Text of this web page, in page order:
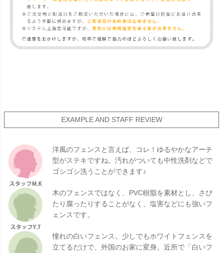
EXAMPLE AND STAFF REVIEW
洋風のフェンスと言えば、コレ！ゆるやかなアーチ
型がステキですね。汚れがついても中性洗剤などで
ゴシゴシ洗うことができます♪
木のフェンスではなく、PVC樹脂を素材とし、さび
たり腐ったりすることがなく、塩害などにも強いフ
ェンスです。
憧れの白いフェンス。少しでもホワイトフェンスを
立てるだけで、外国のお家に変身。近所で「白いフ